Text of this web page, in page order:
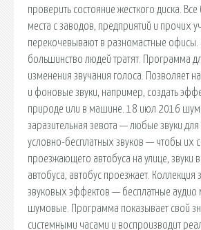
проверить состояние жесткого диска.
места с заводов, предприятий и прочих
перекочевывают в разномастные офисы.
большинство людей тратят. Программа
изменения звучания голоса. Позволяет
и фоновые звуки, например, создать
природе или в машине. 18 июл 2016
заразительная зевота — любые звуки
условно-бесплатных звуков — чтобы их
проезжающего автобуса на улице, звуки
автобуса, автобус проезжает.
звуковых эффектов — бесплатные аудио
шумовые. Программа показывает свой
системными часами и воспроизводит